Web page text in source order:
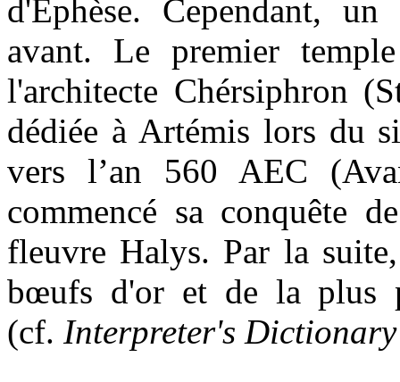
d'Éphèse. Cependant,
avant. Le premier
l'architecte Chérsiphron
dédiée à Artémis lors du
vers l’an 560 AEC
commencé sa conquête
fleuvre Halys. Par la
bœufs d'or et de la plus
(cf. Interpreter's